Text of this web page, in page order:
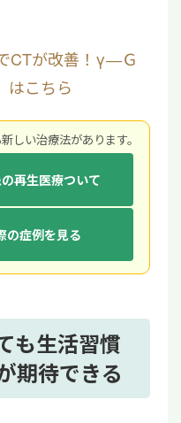
CTが改善！γ―Ｇ
はこちら
しい治療法があります。
再生医療ついて
の症例を見る
も生活習慣
期待できる